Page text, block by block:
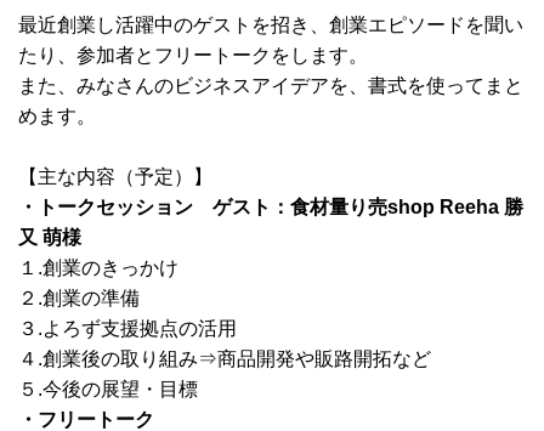
最近創業し活躍中のゲストを招き、創業エピソードを聞い
たり、参加者とフリートークをします。
また、みなさんのビジネスアイデアを、書式を使ってまと
めます。
【主な内容（予定）】
・トークセッション ゲスト：食材量り売shop Reeha 勝
又 萌様
１.創業のきっかけ
２.創業の準備
３.よろず支援拠点の活用
４.創業後の取り組み⇒商品開発や販路開拓など
５.今後の展望・目標
・フリートーク